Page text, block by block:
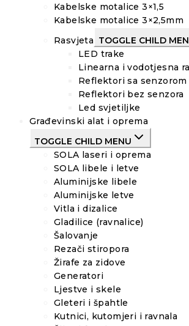
Kabelske motalice 3×1,5
Kabelske motalice 3×2,5mm
Rasvjeta TOGGLE CHILD
LED trake
Linearna i vodotjesna
Reflektori sa senzorom
Reflektori bez senzora
Led svjetiljke
Građevinski alat i oprema
TOGGLE CHILD MENU
SOLA laseri i oprema
SOLA libele i letve
Aluminijske libele
Aluminijske letve
Vitla i dizalice
Gladilice (ravnalice)
Šalovanje
Rezači stiropora
Žirafe za zidove
Generatori
Ljestve i skele
Gleteri i špahtle
Kutnici, kutomjeri i ravnala